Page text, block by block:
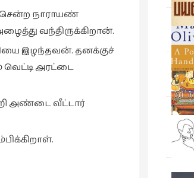
சென்ற நாராயண்
வந்திருக்கிறான்.
இழந்தவன். தனக்குச்
வெட்டி அரட்டை
அண்டை வீட்டார்